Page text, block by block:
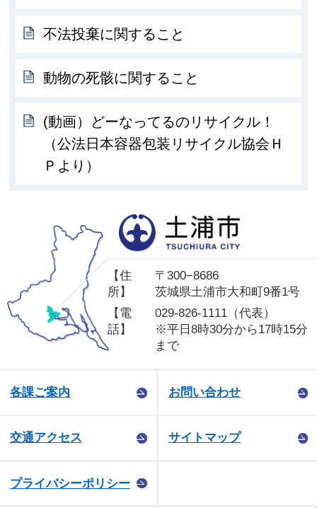
不法投棄に関すること
動物の死骸に関すること
(動画）どーなってるのリサイクル！
（公法日本容器包装リサイクル協会Ｈ
Ｐより）
【住
所】
〒300−8686
茨城県土浦市大和町9番1号
【電
話】
029-826-1111（代表）
※平日8時30分から17時15分
まで
各課ご案内 お問い合わせ
交通アクセス サイトマップ
プライバシーポリシー